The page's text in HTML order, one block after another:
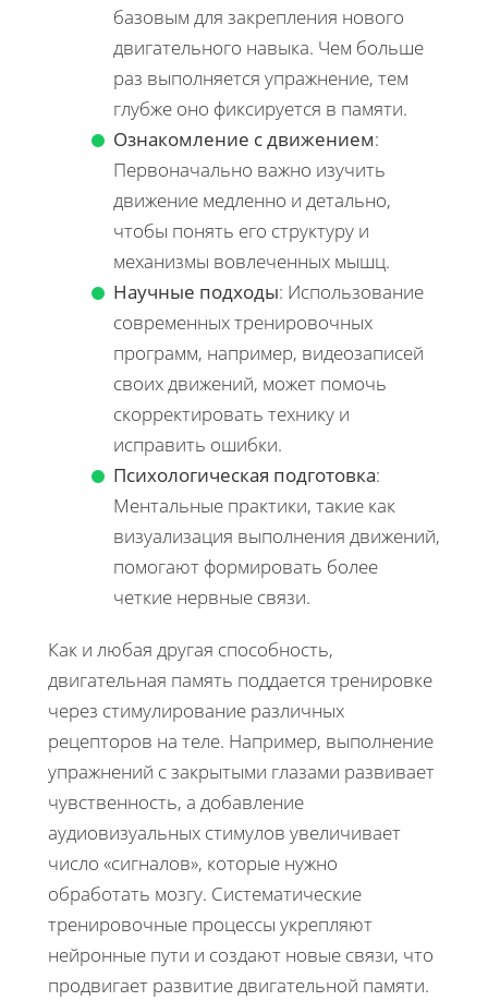
базовым для закрепления нового
двигательного навыка. Чем больше
раз выполняется упражнение, тем
глубже оно фиксируется в памяти.
Ознакомление с движением:
Первоначально важно изучить
движение медленно и детально,
чтобы понять его структуру и
механизмы вовлеченных мышц.
Научные подходы: Использование
современных тренировочных
программ, например, видеозаписей
своих движений, может помочь
скорректировать технику и
исправить ошибки.
Психологическая подготовка:
Ментальные практики, такие как
визуализация выполнения движений,
помогают формировать более
четкие нервные связи.
Как и любая другая способность,
двигательная память поддается тренировке
через стимулирование различных
рецепторов на теле. Например, выполнение
упражнений с закрытыми глазами развивает
чувственность, а добавление
аудиовизуальных стимулов увеличивает
число «сигналов», которые нужно
обработать мозгу. Систематические
тренировочные процессы укрепляют
нейронные пути и создают новые связи, что
продвигает развитие двигательной памяти.